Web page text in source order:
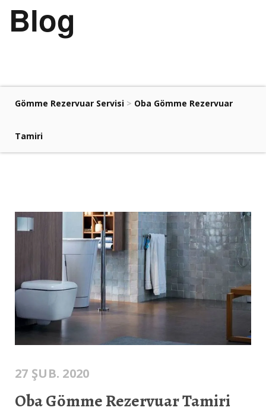
Blog
Gömme Rezervuar Servisi > Oba Gömme Rezervuar
Tamiri
27 ŞUB. 2020
Oba Gömme Rezervuar Tamiri